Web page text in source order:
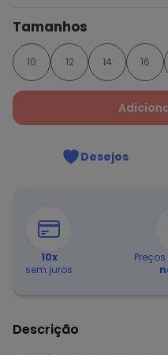
Tamanhos
10 12 14 16
Desejos
10x
sem juros
Preços
Descrição